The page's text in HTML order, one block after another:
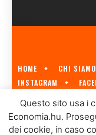
HOME CHI SIAMO
INSTAGRAM
ECONOMIA.HU È IL PRIMO
A
Questo sito usa i
Economia.hu.
dei cookie, in caso